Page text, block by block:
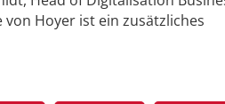
Hoyer ist ein zusätzliches